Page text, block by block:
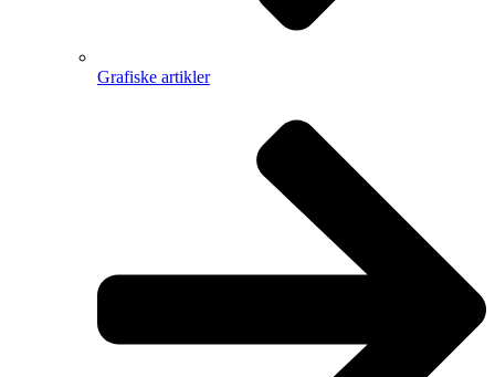
Grafiske artikler